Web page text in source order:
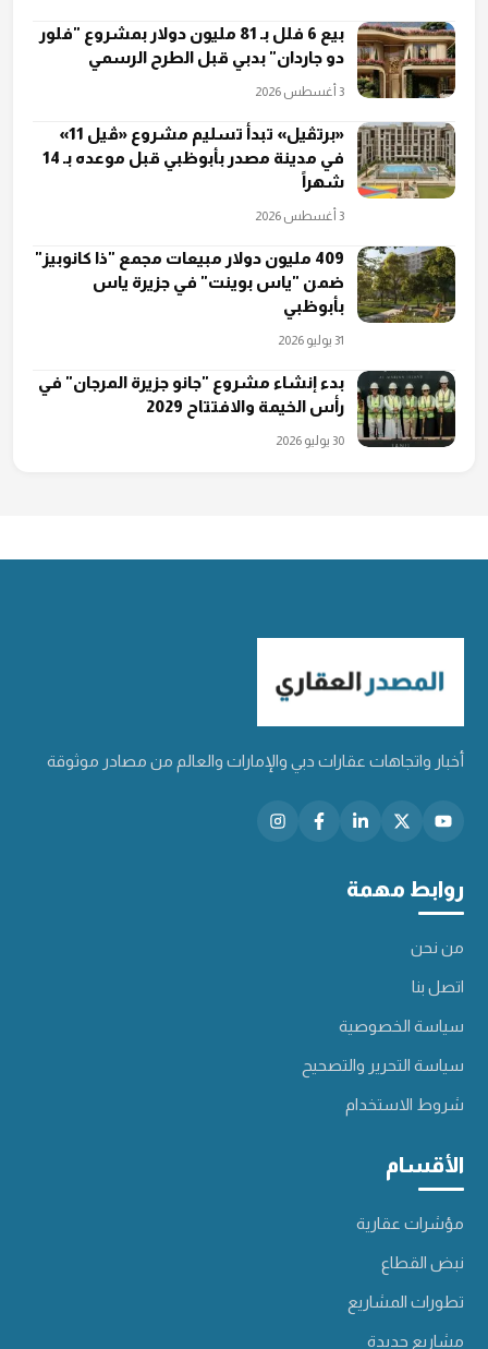
بيع 6 فلل بـ 81 مليون دولار بمشروع "فلور
دو جاردان" بدبي قبل الطرح الرسمي
3 أغسطس 2026
«برتڤيل» تبدأ تسليم مشروع «ڤيل 11»
في مدينة مصدر بأبوظبي قبل موعده بـ 14
شهراً
3 أغسطس 2026
409 مليون دولار مبيعات مجمع "ذا كانوبيز"
ضمن "ياس بوينت" في جزيرة ياس
بأبوظبي
31 يوليو 2026
بدء إنشاء مشروع "جانو جزيرة المرجان" في
رأس الخيمة والافتتاح 2029
30 يوليو 2026
أخبار واتجاهات عقارات دبي والإمارات والعالم من مصادر موثوقة
روابط مهمة
من نحن
اتصل بنا
سياسة الخصوصية
سياسة التحرير والتصحيح
شروط الاستخدام
الأقسام
مؤشرات عقارية
نبض القطاع
تطورات المشاريع
مشاريع جديدة